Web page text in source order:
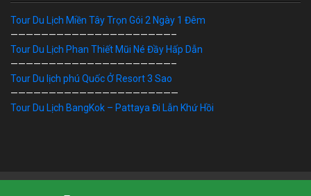
Tour Du Lịch Miền Tây Trọn Gói 2 Ngày 1 Đêm
—————————————————————–
Tour Du Lịch Phan Thiết Mũi Né Đầy Hấp Dẫn
—————————————————————–
Tour Du lịch phú Quốc Ở Resort 3 Sao
——————————————————————
Tour Du Lịch BangKok – Pattaya Đi Lẫn Khứ Hồi